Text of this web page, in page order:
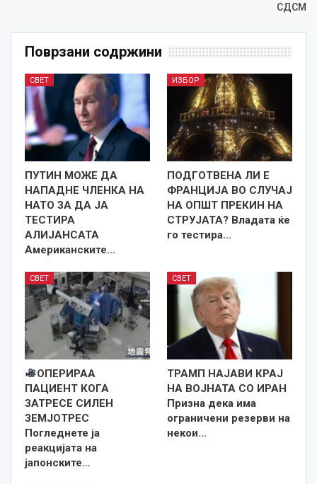
СДСМ
Поврзани содржини
СВЕТ
ПУТИН МОЖЕ ДА
НАПАДНЕ ЧЛЕНКА НА
НАТО ЗА ДА ЈА
ТЕСТИРА
АЛИЈАНСАТА
Американските…
ИЗБОР
ПОДГОТВЕНА ЛИ Е
ФРАНЦИЈА ВО СЛУЧАЈ
НА ОПШТ ПРЕКИН НА
СТРУЈАТА? Владата ќе
го тестира…
СВЕТ
ОПЕРИРАА
ПАЦИЕНТ КОГА
ЗАТРЕСЕ СИЛЕН
ЗЕМЈОТРЕС
Погледнете ја
реакцијата на
јапонските…
СВЕТ
ТРАМП НАЈАВИ КРАЈ
НА ВОЈНАТА СО ИРАН
Призна дека има
ограничени резерви на
некои…